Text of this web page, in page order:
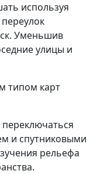
используя
Уменьшив
улицы и
типом карт
и спутниковыми
рельефа